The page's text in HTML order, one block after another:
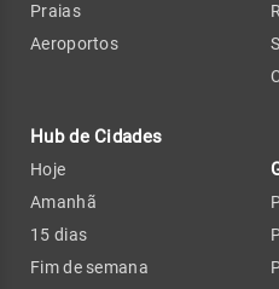
Praias
Aeroportos
Hub de Cidades
Hoje
Amanhã
15 dias
Fim de semana